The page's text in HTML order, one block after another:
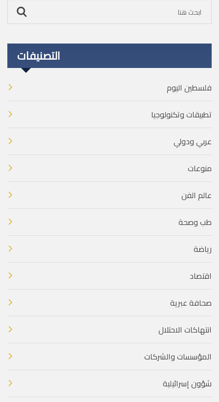
التصنيفات
فلسطين اليوم
تطبيقات وتكنولوجيا
عربي ودولي
منوعات
عالم الفن
طب وصحة
رياضة
اقتصاد
صحافة عبرية
انتهاكات الاحتلال
المؤسسات والشركات
شؤون إسرائيلية